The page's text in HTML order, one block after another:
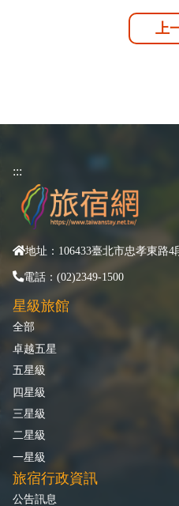
上
:::
地址：106433臺北市忠孝東路4
電話：(02)2349-1500
星級旅館
全部
卓越五星
五星級
四星級
三星級
二星級
一星級
旅宿行政資訊
公告訊息